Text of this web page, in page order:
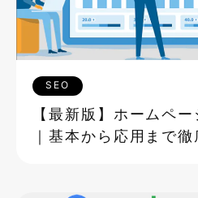
SEO
【最新版】ホームペ
｜基本から応用まで